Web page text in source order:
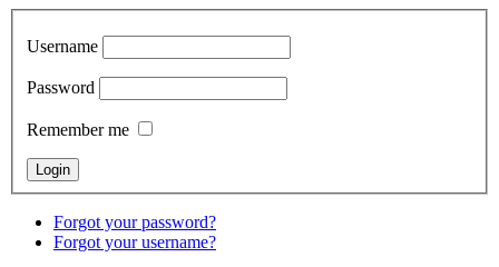
Username
Password
Remember me
Forgot your password?
Forgot your username?